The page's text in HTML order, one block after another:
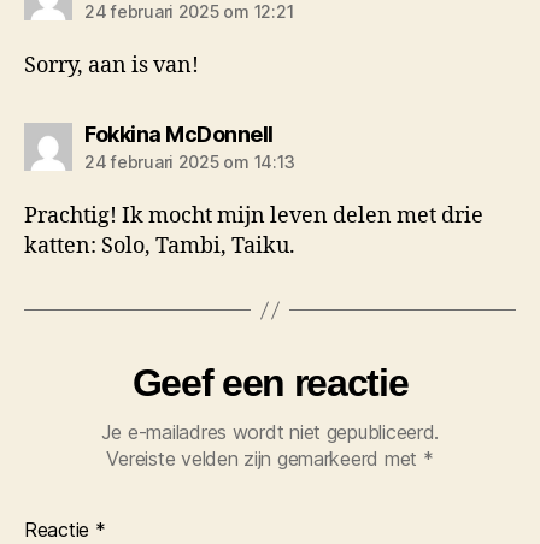
24 februari 2025 om 12:21
Sorry, aan is van!
Fokkina McDonnellzegt:
24 februari 2025 om 14:13
Prachtig! Ik mocht mijn leven delen met drie
katten: Solo, Tambi, Taiku.
Geef een reactie
Je e-mailadres wordt niet gepubliceerd.
Vereiste velden zijn gemarkeerd met *
Reactie *